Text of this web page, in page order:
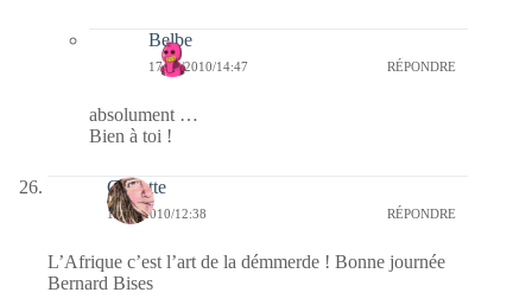
Belbe
17/02/2010/14:47 RÉPONDRE
absolument …
Bien à toi !
Crikette
17/02/2010/12:38 RÉPONDRE
L’Afrique c’est l’art de la démmerde ! Bonne journée
Bernard Bises